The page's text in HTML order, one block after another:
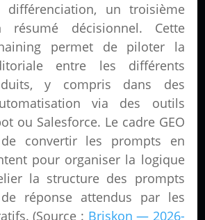
différenciation, un troisième
résumé décisionnel. Cette
permet de piloter la
entre les différents
y compris dans des
via des outils
ou Salesforce. Le cadre GEO
de convertir les prompts en
pour organiser la logique
la structure des prompts
réponse attendus par les
(Source : Briskon — 2026-